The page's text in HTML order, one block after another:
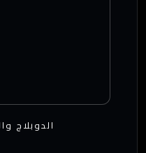
الدوبلاج